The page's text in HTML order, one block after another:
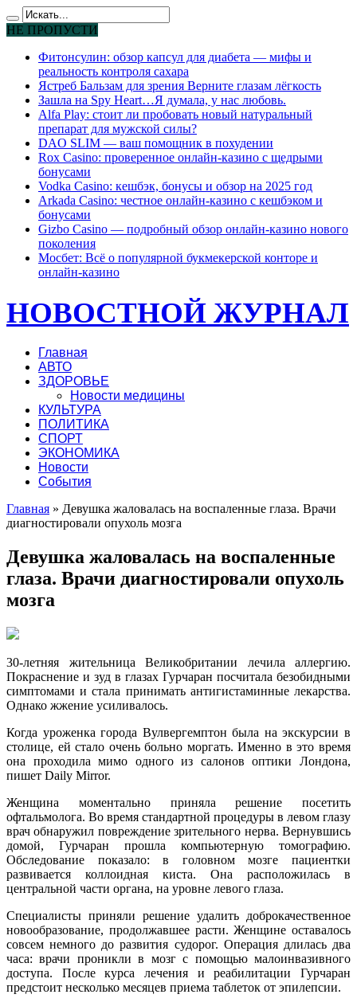
НЕ ПРОПУСТИ
Фитонсулин: обзор капсул для диабета — мифы и
реальность контроля сахара
Ястреб Бальзам для зрения Верните глазам лёгкость
Зашла на Spy Heart…Я думала, у нас любовь.
Alfa Play: стоит ли пробовать новый натуральный
препарат для мужской силы?
DAO SLIM — ваш помощник в похудении
Rox Casino: проверенное онлайн-казино с щедрыми
бонусами
Vodka Casino: кешбэк, бонусы и обзор на 2025 год
Arkada Casino: честное онлайн-казино с кешбэком и
бонусами
Gizbo Casino — подробный обзор онлайн-казино нового
поколения
Мосбет: Всё о популярной букмекерской конторе и
онлайн-казино
НОВОСТНОЙ ЖУРНАЛ
Главная
АВТО
ЗДОРОВЬЕ
Новости медицины
КУЛЬТУРА
ПОЛИТИКА
СПОРТ
ЭКОНОМИКА
Новости
События
Главная » Девушка жаловалась на воспаленные глаза. Врачи
диагностировали опухоль мозга
Девушка жаловалась на воспаленные
глаза. Врачи диагностировали опухоль
мозга
30-летняя жительница Великобритании лечила аллергию.
Покраснение и зуд в глазах Гурчаран посчитала безобидными
симптомами и стала принимать антигистаминные лекарства.
Однако жжение усиливалось.
Когда уроженка города Вулвергемптон была на экскурсии в
столице, ейстало очень больно моргать. Именно в это время
она проходила мимо одного из салонов оптики Лондона,
пишет Daily Mirror.
Женщина моментально приняла решение посетить
офтальмолога. Во время стандартной процедуры в левом глазу
врач обнаружил повреждение зрительного нерва. Вернувшись
домой, Гурчаран прошла компьютерную томографию.
Обследование показало: в головном мозге пациентки
развивается коллоидная киста. Она расположилась в
центральной части органа, на уровне левого глаза.
Специалисты приняли решение удалить доброкачественное
новообразование, продолжавшее расти. Женщине оставалось
совсем немного до развития судорог. Операция длилась два
часа: врачи проникли в мозг с помощью малоинвазивного
доступа. После курса лечения и реабилитации Гурчаран
предстоит несколько месяцев приема таблеток от эпилепсии.